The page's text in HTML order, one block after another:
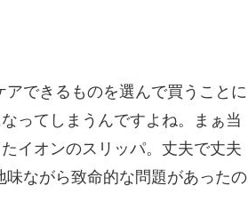
できるものを選んで買うことに
ってしまうんですよね。まぁ当
イオンのスリッパ。丈夫で丈夫
ながら致命的な問題があったの